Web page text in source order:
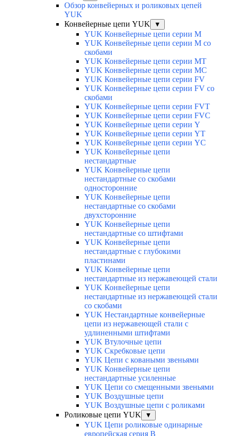
Обзор конвейерных и роликовых цепей
YUK
Конвейерные цепи YUK
▼
YUK Конвейерные цепи серии М
YUK Конвейерные цепи серии М со
скобами
YUK Конвейерные цепи серии МТ
YUK Конвейерные цепи серии МС
YUK Конвейерные цепи серии FV
YUK Конвейерные цепи серии FV со
скобами
YUK Конвейерные цепи серии FVT
YUK Конвейерные цепи серии FVC
YUK Конвейерные цепи серии Y
YUK Конвейерные цепи серии YТ
YUK Конвейерные цепи серии YС
YUK Конвейерные цепи
нестандартные
YUK Конвейерные цепи
нестандартные со скобами
односторонние
YUK Конвейерные цепи
нестандартные со скобами
двухсторонние
YUK Конвейерные цепи
нестандартные со штифтами
YUK Конвейерные цепи
нестандартные с глубокими
пластинами
YUK Конвейерные цепи
нестандартные из нержавеющей стали
YUK Конвейерные цепи
нестандартные из нержавеющей стали
со скобами
YUK Нестандартные конвейерные
цепи из нержавеющей стали с
удлиненными штифтами
YUK Втулочные цепи
YUK Скребковые цепи
YUK Цепи с коваными звеньями
YUK Конвейерные цепи
нестандартные усиленные
YUK Цепи со смещенными звеньями
YUK Воздушные цепи
YUK Воздушные цепи с роликами
Роликовые цепи YUK
▼
YUK Цепи роликовые одинарные
европейская серия В